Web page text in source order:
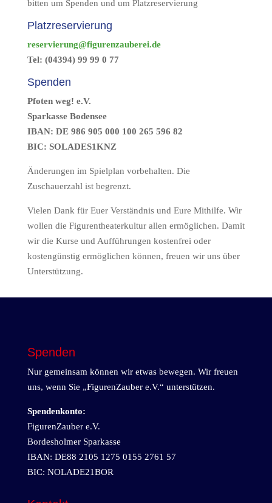
bitten um Spenden und um Platzreservierung
Platzreservierung
reservierung@figurenzauberei.de
Tel: (04394) 99 99 0 77
Spenden
Pfoten weg! e.V.
Sparkasse Bodensee
IBAN: DE 986 905 000 100 265 596 82
BIC: SOLADES1KNZ
Änderungen im Spielplan vorbehalten. Die
Zuschauerzahl ist begrenzt.
Vielen Dank für Euer Verständnis und Eure Mithilfe. Wir
wollen die Figurentheaterkultur allen ermöglichen. Damit
wir die Kurse und Aufführungen kostenfrei oder
kostengünstig ermöglichen können, freuen wir uns über
Unterstützung.
Spenden
Nur gemeinsam können wir etwas bewegen. Wir freuen
uns, wenn Sie „FigurenZauber e.V.“ unterstützen.
Spendenkonto:
FigurenZauber e.V.
Bordesholmer Sparkasse
IBAN: DE88 2105 1275 0155 2761 57
BIC: NOLADE21BOR